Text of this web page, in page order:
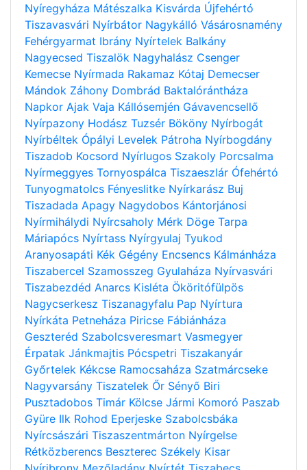
Nyíregyháza Mátészalka Kisvárda Újfehértó
Tiszavasvári Nyírbátor Nagykálló Vásárosnamény
Fehérgyarmat Ibrány Nyírtelek Balkány
Nagyecsed Tiszalök Nagyhalász Csenger
Kemecse Nyírmada Rakamaz Kótaj Demecser
Mándok Záhony Dombrád Baktalórántháza
Napkor Ajak Vaja Kállósemjén Gávavencsellő
Nyírpazony Hodász Tuzsér Bököny Nyírbogát
Nyírbéltek Ópályi Levelek Pátroha Nyírbogdány
Tiszadob Kocsord Nyírlugos Szakoly Porcsalma
Nyírmeggyes Tornyospálca Tiszaeszlár Ófehértó
Tunyogmatolcs Fényeslitke Nyírkarász Buj
Tiszadada Apagy Nagydobos Kántorjánosi
Nyírmihálydi Nyírcsaholy Mérk Döge Tarpa
Máriapócs Nyírtass Nyírgyulaj Tyukod
Aranyosapáti Kék Gégény Encsencs Kálmánháza
Tiszabercel Szamosszeg Gyulaháza Nyírvasvári
Tiszabezdéd Anarcs Kisléta Ököritófülpös
Nagycserkesz Tiszanagyfalu Pap Nyírtura
Nyírkáta Petneháza Piricse Fábiánháza
Geszteréd Szabolcsveresmart Vasmegyer
Érpatak Jánkmajtis Pócspetri Tiszakanyár
Győrtelek Kékcse Ramocsaháza Szatmárcseke
Nagyvarsány Tiszatelek Őr Sényő Biri
Pusztadobos Timár Kölcse Jármi Komoró Paszab
Gyüre Ilk Rohod Eperjeske Szabolcsbáka
Nyírcsászári Tiszaszentmárton Nyírgelse
Rétközberencs Beszterec Székely Kisar